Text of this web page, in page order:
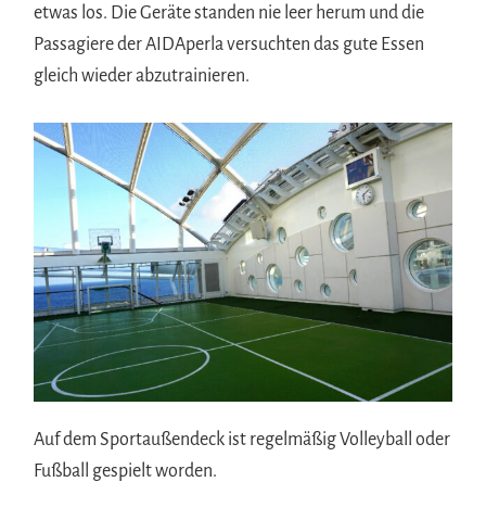
etwas los. Die Geräte standen nie leer herum und die
Passagiere der AIDAperla versuchten das gute Essen
gleich wieder abzutrainieren.
Auf dem Sportaußendeck ist regelmäßig Volleyball oder
Fußball gespielt worden.